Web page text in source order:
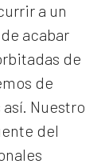
a un
acabar
de
de
Nuestro
del